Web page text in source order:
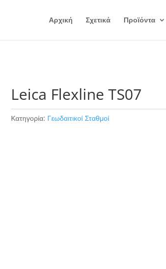
Αρχική Σχετικά Προϊόντα
Leica Flexline TS07
Κατηγορία: Γεωδαιτικοί Σταθμοί